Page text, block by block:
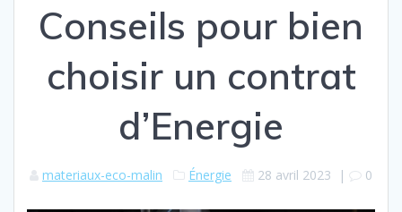
Conseils pour bien
choisir un contrat
d’Energie
materiaux-eco-malin Énergie 28 avril 2023 | 0